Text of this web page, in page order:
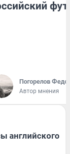
Погорелов
Автор мнения
английского